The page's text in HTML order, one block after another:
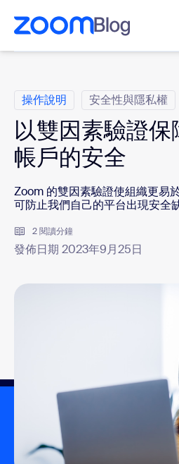
至主要內容
至協助聊天
操作說明 安全性與隱私權
以雙因素驗證
帳戶的安全
Zoom 的雙因素驗證使組織更易
可防止我們自己的平台出現安全缺
2 閱讀分鐘
發佈日期 2023年9月25日